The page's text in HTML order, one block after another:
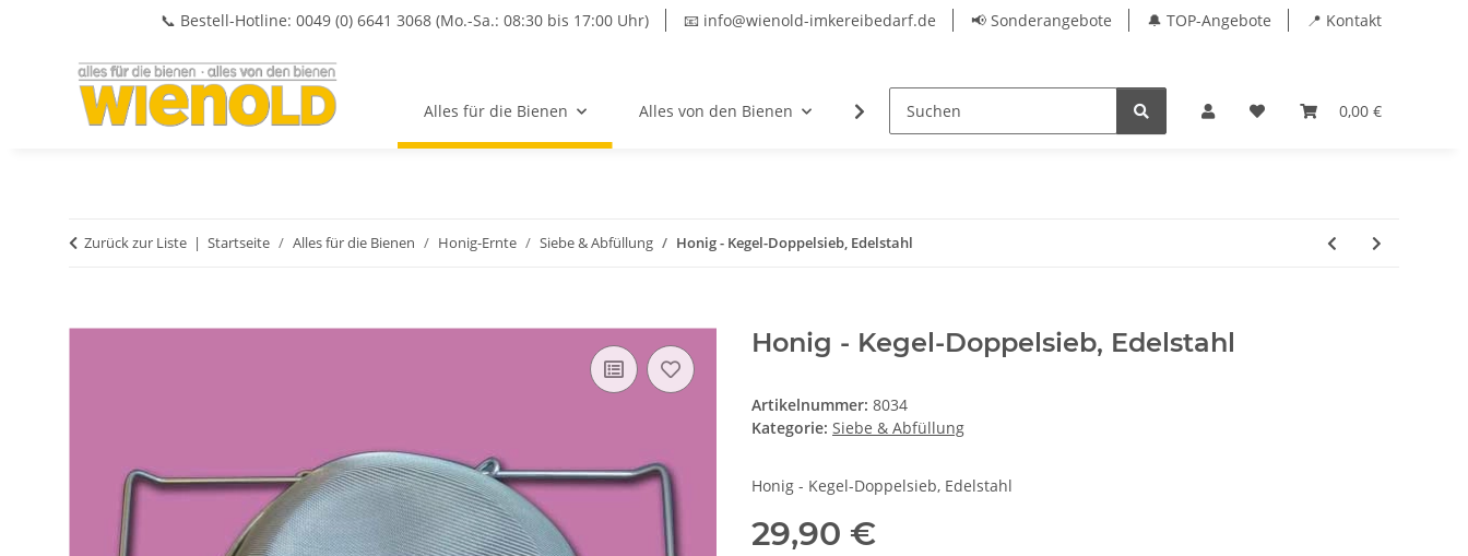
📞 Bestell-Hotline: 0049 (0) 6641 3068 (Mo.-Sa.: 08:30 bis 17:00 Uhr) 📧 info@wienold-imkereibedarf.de 📢 Sonderangebote 🔔 TOP-Angebote 📍 Kontakt
0,00 €
Alles für die Bienen Alles von den Bienen Hersteller
Zurück zur Liste Startseite Alles für die Bienen Honig-Ernte Siebe & Abfüllung Honig - Kegel-Doppelsieb, Edelstahl
Honig - Kegel-Doppelsieb, Edelstahl
Artikelnummer: 8034
Kategorie: Siebe & Abfüllung
Honig - Kegel-Doppelsieb, Edelstahl
29,90 €